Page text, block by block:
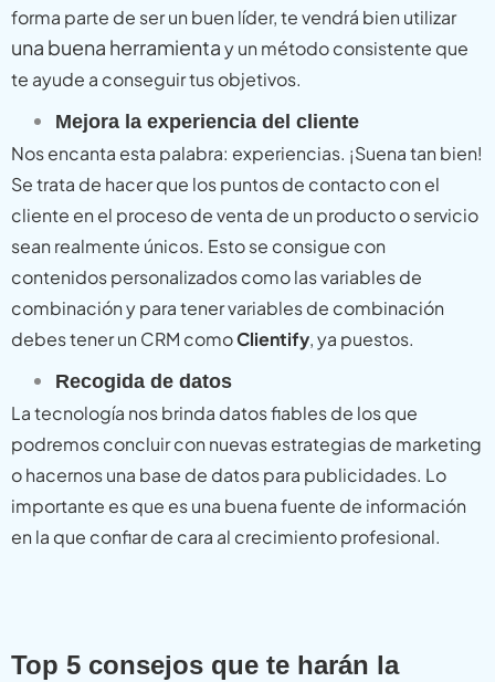
forma parte de ser un buen líder, te vendrá bien utilizar
una buena herramientay un método consistente que
te ayude a conseguir tus objetivos.
Mejora la experiencia del cliente
Nos encanta esta palabra: experiencias. ¡Suena tan bien!
Se trata de hacer que los puntos de contacto con el
cliente en el proceso de venta de un producto o servicio
sean realmente únicos. Esto se consigue con
contenidos personalizados como las variables de
combinación y para tener variables de combinación
debes tener un CRM comoClientify, ya puestos.
Recogida de datos
La tecnología nos brinda datos fiables de los que
podremos concluir con nuevas estrategias de marketing
o hacernos una base de datos para publicidades. Lo
importante es que es una buena fuente de información
en la que confiar de cara al crecimiento profesional.
Top 5 consejos que te harán la